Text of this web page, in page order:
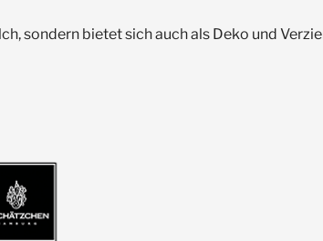
sondern bietet sich auch als Deko und